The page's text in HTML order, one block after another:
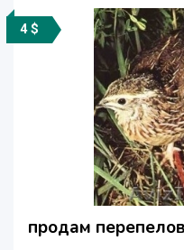
4 $
продам